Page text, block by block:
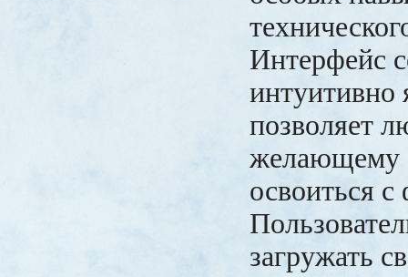
Интерфейс
интуитивно
позволяет
желающему
освоиться
загружать